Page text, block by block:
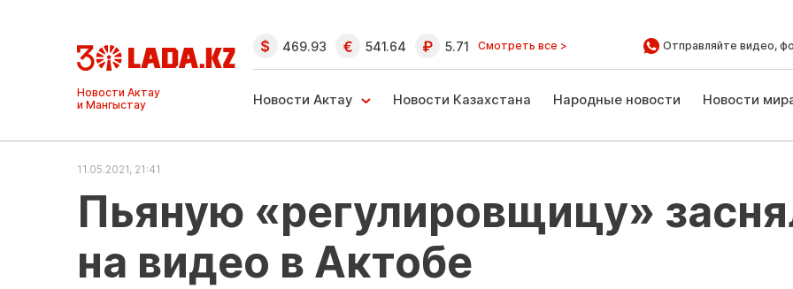
Ақтау және
Манғыстау
жаңалықтары
469.93 541.64 5.71 Смотреть все > Отправляйте видео,
Новости Актау Новости Казахстана Народные новости Новости
11.05.2021, 21:41
Пьяную «регулировщицу»
на видео в Актобе